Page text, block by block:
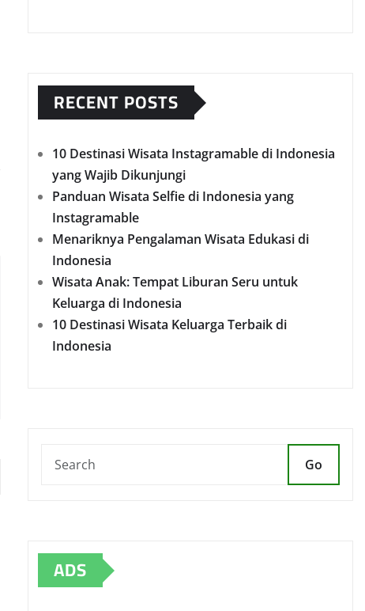
RECENT POSTS
10 Destinasi Wisata Instagramable di Indonesia
yang Wajib Dikunjungi
Panduan Wisata Selfie di Indonesia yang
Instagramable
Menariknya Pengalaman Wisata Edukasi di
Indonesia
Wisata Anak: Tempat Liburan Seru untuk
Keluarga di Indonesia
10 Destinasi Wisata Keluarga Terbaik di
Indonesia
Go
ADS